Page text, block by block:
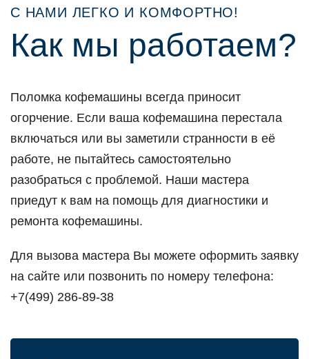
С НАМИ ЛЕГКО И КОМФОРТНО!
Как мы работаем?
Поломка кофемашины всегда приносит
огорчение. Если ваша кофемашина перестала
включаться или вы заметили странности в её
работе, не пытайтесь самостоятельно
разобраться с проблемой. Наши мастера
приедут к вам на помощь для диагностики и
ремонта кофемашины.
Для вызова мастера Вы можете оформить заявку
на сайте или позвонить по номеру телефона:
+7(499) 286-89-38